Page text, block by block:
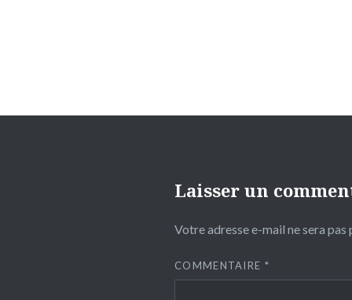
Laisser un
Votre adresse e-mail ne sera pas
COMMENTAIRE *